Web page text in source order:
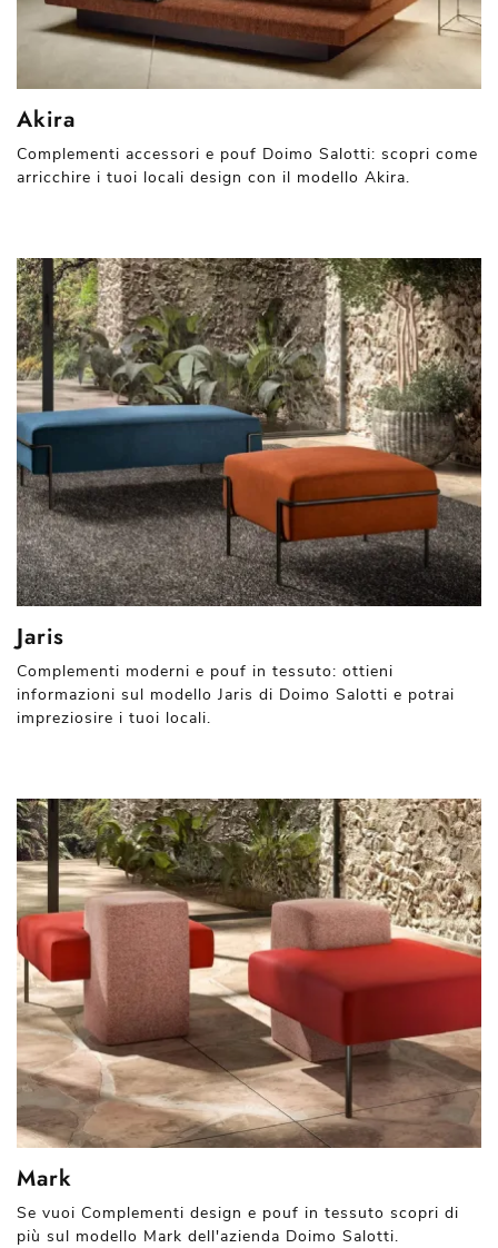
Akira
Complementi accessori e pouf Doimo Salotti: scopri come
arricchire i tuoi locali design con il modello Akira.
Jaris
Complementi moderni e pouf in tessuto: ottieni
informazioni sul modello Jaris di Doimo Salotti e potrai
impreziosire i tuoi locali.
Mark
Se vuoi Complementi design e pouf in tessuto scopri di
più sul modello Mark dell'azienda Doimo Salotti.